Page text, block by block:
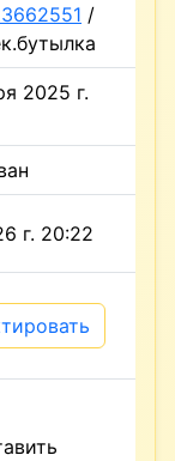
/
2025 г.
г. 20:22